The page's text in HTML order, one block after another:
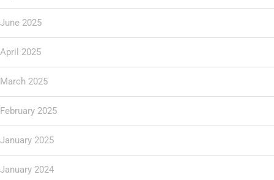
June 2025
April 2025
March 2025
February 2025
January 2025
January 2024